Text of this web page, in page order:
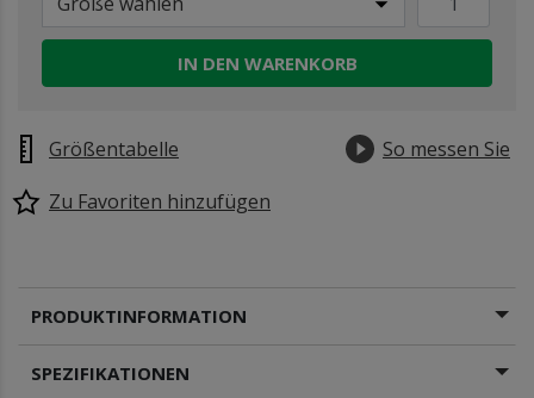
IN DEN WARENKORB
Größentabelle
So messen Sie
Zu Favoriten hinzufügen
PRODUKTINFORMATION
SPEZIFIKATIONEN